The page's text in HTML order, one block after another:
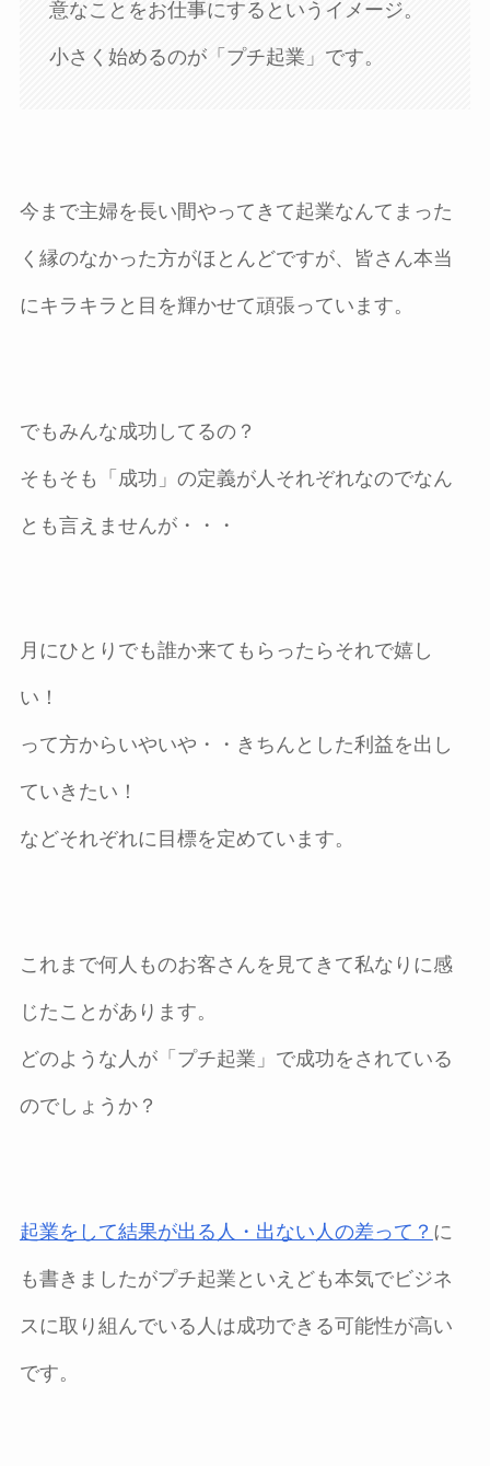
意なことをお仕事にするというイメージ。
小さく始めるのが「プチ起業」です。
今まで主婦を長い間やってきて起業なんてまった
く縁のなかった方がほとんどですが、皆さん本当
にキラキラと目を輝かせて頑張っています。
でもみんな成功してるの？
そもそも「成功」の定義が人それぞれなのでなん
とも言えませんが・・・
月にひとりでも誰か来てもらったらそれで嬉し
い！
って方からいやいや・・きちんとした利益を出し
ていきたい！
などそれぞれに目標を定めています。
これまで何人ものお客さんを見てきて私なりに感
じたことがあります。
どのような人が「プチ起業」で成功をされている
のでしょうか？
起業をして結果が出る人・出ない人の差って？ に
も書きましたがプチ起業といえども本気でビジネ
スに取り組んでいる人は成功できる可能性が高い
です。